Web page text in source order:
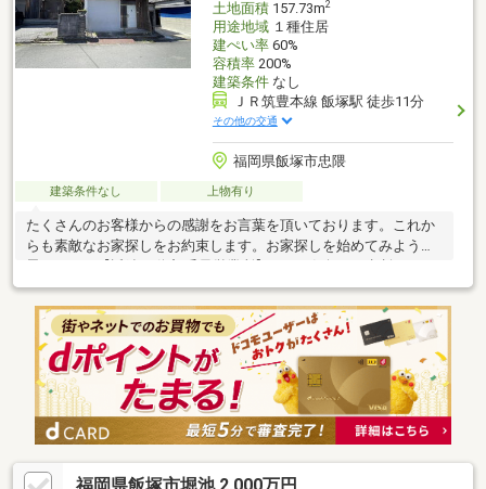
土地面積157.73m2
用途地域１種住居
建ぺい率60%
容積率200%
建築条件なし
ＪＲ筑豊本線 飯塚駅 徒歩11分
その他の交通
福岡県飯塚市忠隈
建築条件なし 上物有り
たくさんのお客様からの感謝をお言葉を頂いております。これか
らも素敵なお家探しをお約束します。お家探しを始めてみようと
ませ。ご条件など何も決まっていなくても大丈夫です。まずはお
客様の【希望】や【理想】をお聞かせ下さい。安心安全で、必ず
【思い出に残る取引】をお約束致します。不動産のことなら、信
頼の近鉄グループ【近鉄不動産・佐藤】にお任せ下さい!!【資料請
求】又は【見学予約】ボタンをクリック又は近鉄不動産 千早営業
所【フリーダイヤル:0800-111-0788】までお気軽にご連絡下さい
ませ